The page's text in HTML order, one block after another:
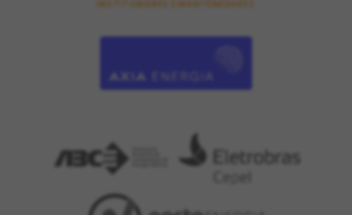
INSTITUIDORES E MANTENEDORES